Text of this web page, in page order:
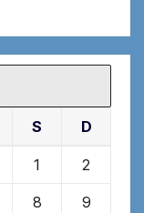
S D
1 2
8 9